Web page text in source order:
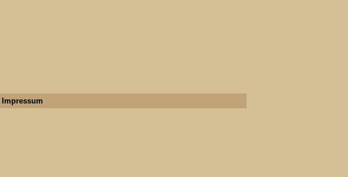
Impressum